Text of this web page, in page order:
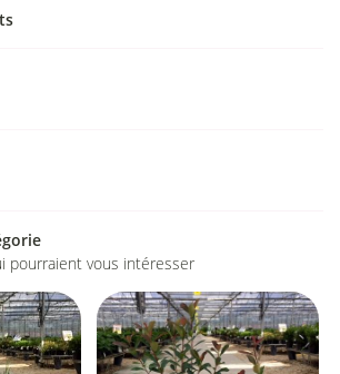
Rejoignez-
pourraient vous intéresser